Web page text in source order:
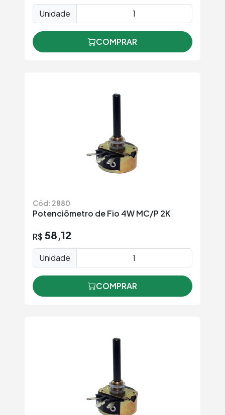
Unidade
COMPRAR
Cód: 2880
Potenciômetro de Fio 4W MC/P 2K
R$ 58,12
Unidade
COMPRAR